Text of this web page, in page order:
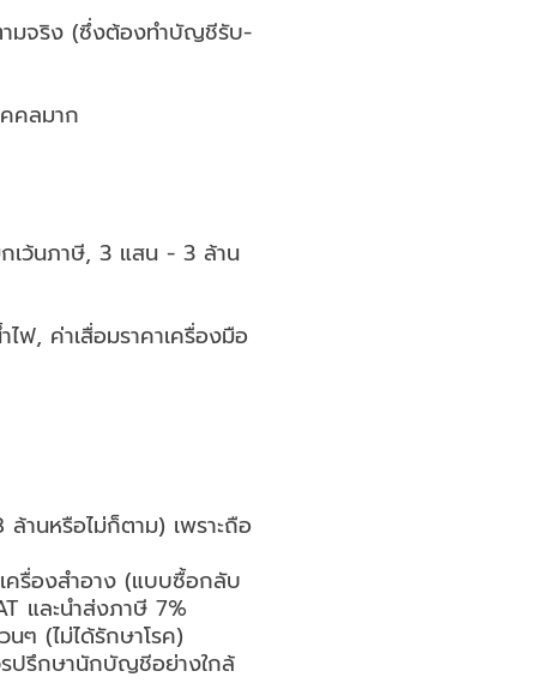
ามจริง (ซึ่งต้องทำบัญชีรับ-
คลมาก
กเว้นภาษี, 3 แสน - 3 ล้าน
ฟ, ค่าเสื่อมราคาเครื่องมือ
ล้านหรือไม่ก็ตาม) เพราะถือ
ครื่องสำอาง (แบบซื้อกลับ
และนำส่งภาษี 7%
ๆ (ไม่ได้รักษาโรค)
ปรึกษานักบัญชีอย่างใกล้